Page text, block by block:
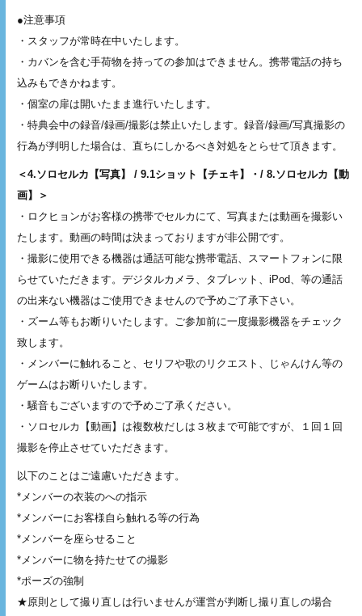
●注意事項
・スタッフが常時在中いたします。
・カバンを含む手荷物を持っての参加はできません。携帯電話の持ち
込みもできかねます。
・個室の扉は開いたまま進行いたします。
・特典会中の録音/録画/撮影は禁止いたします。録音/録画/写真撮影の
行為が判明した場合は、直ちにしかるべき対処をとらせて頂きます。
＜4.ソロセルカ【写真】 / 9.1ショット【チェキ】・/ 8.ソロセルカ【動
画】＞
・ロクヒョンがお客様の携帯でセルカにて、写真または動画を撮影い
たします。動画の時間は決まっておりますが非公開です。
・撮影に使用できる機器は通話可能な携帯電話、スマートフォンに限
らせていただきます。デジタルカメラ、タブレット、iPod、等の通話
の出来ない機器はご使用できませんので予めご了承下さい。
・ズーム等もお断りいたします。ご参加前に一度撮影機器をチェック
致します。
・メンバーに触れること、セリフや歌のリクエスト、じゃんけん等の
ゲームはお断りいたします。
・騒音もございますので予めご了承ください。
・ソロセルカ【動画】は複数枚だしは３枚まで可能ですが、１回１回
撮影を停止させていただきます。
以下のことはご遠慮いただきます。
*メンバーの衣装のへの指示
*メンバーにお客様自ら触れる等の行為
*メンバーを座らせること
*メンバーに物を持たせての撮影
*ポーズの強制
★原則として撮り直しは行いませんが運営が判断し撮り直しの場合